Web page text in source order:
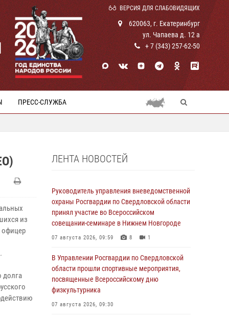
ВЕРСИЯ ДЛЯ СЛАБОВИДЯЩИХ
620063, г. Екатеринбург
ул. Чапаева д. 12 а
+ 7 (343) 257-62-50
ПРЕСС-СЛУЖБА
из
долга
ЛЕНТА НОВОСТЕЙ
Руководитель управления вневедомственной
охраны Росгвардии по Свердловской области
принял участие во Всероссийском
совещании-семинаре в Нижнем Новгороде
07 августа 2026, 09:59 8 1
В Управлении Росгвардии по Свердловской
области прошли спортивные мероприятия,
посвященные Всероссийскому дню
физкультурника
07 августа 2026, 09:30